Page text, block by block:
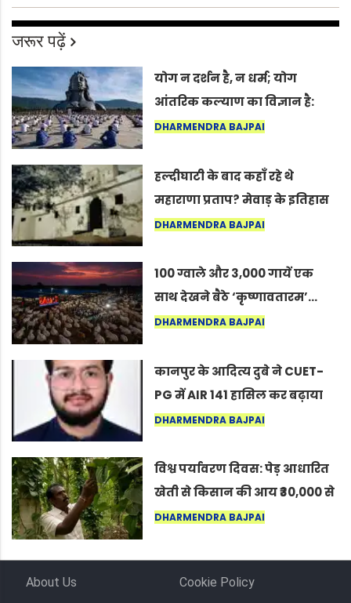
जरूर पढ़ें
योग न दर्शन है, न धर्म; योग
आंतरिक कल्याण का विज्ञान है:
अंतरराष्ट्रीय योग दिवस 2026 पर
DHARMENDRA BAJPAI
हल्दीघाटी के बाद कहाँ रहे थे
महाराणा प्रताप? मेवाड़ के इतिहास
का वह अनकहा अध्याय जो आज भी
DHARMENDRA BAJPAI
100 ग्वाले और 3,000 गायें एक
साथ देखने बैठे ‘कृष्णावतारम’…
नागपुर में दिखा ऐसा नज़ारा कि
कर सकते हैं”
DHARMENDRA BAJPAI
कानपुर के आदित्य दुबे ने CUET-
PG में AIR 141 हासिल कर बढ़ाया
शहर का मान
DHARMENDRA BAJPAI
विश्व पर्यावरण दिवस: पेड़ आधारित
खेती से किसान की आय ₹30,000 से
बढ़कर ₹3 लाख प्रति एकड़ हुई
DHARMENDRA BAJPAI
About Us
Cookie Policy